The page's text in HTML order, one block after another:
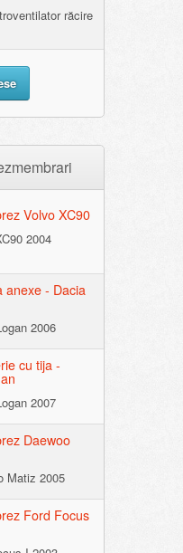
răcire
Volvo XC90
2004
anexe - Dacia
2006
cu tija -
2007
Daewoo
Matiz 2005
Ford Focus